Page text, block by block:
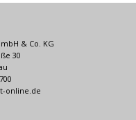
& Co. KG
30
online.de